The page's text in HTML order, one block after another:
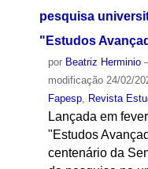
pesquisa
"Estudos
por Beatriz Herminio
modificação24/02/
Fapesp, Revista
Lançada em
"Estudos
centenário da